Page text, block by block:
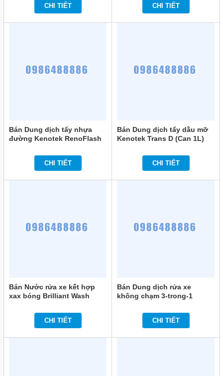
CHI TIẾT CHI TIẾT
Bán Dung dịch tẩy nhựa
đường Kenotek RenoFlash
CHI TIẾT
Bán Dung dịch tẩy dầu mỡ
Kenotek Trans D (Can 1L)
CHI TIẾT
Bán Nước rửa xe kết hợp
xax bóng Brilliant Wash
CHI TIẾT
Bán Dung dịch rửa xe
không chạm 3-trong-1
(Can 1L) chính hãng
CHI TIẾT